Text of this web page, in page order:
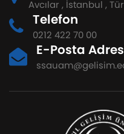
Avcılar , İstanbul ,
Telefon
0212 422 70 00
E-Posta